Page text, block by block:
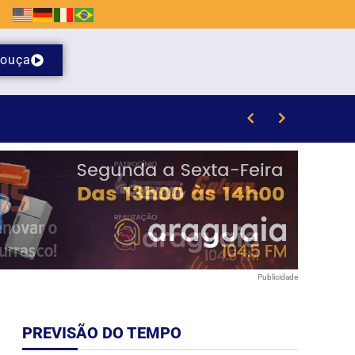
ouça
Publicidade
PREVISÃO DO TEMPO